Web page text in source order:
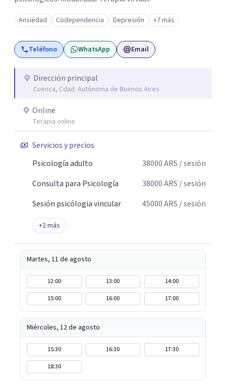
Ansiedad Codependencia Depresión +7 más
Teléfono WhatsApp Email
Dirección principal
Cuenca, Cdad. Autónoma de Buenos Aires
Online
Terapia online
Servicios y precios
Psicología adulto
38000ARS / sesión
Consulta para Psicología
38000ARS / sesión
Sesión psicólogia vincular
45000ARS / sesión
+2más
Martes, 11 de agosto
12:00 13:00
14:00
15:00
16:00 17:00
Miércoles, 12 de agosto
15:30 16:30
17:30
18:30